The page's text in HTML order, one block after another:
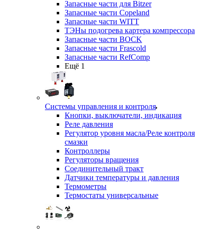
Запасные части для Bitzer
Запасные части Copeland
Запасные части WITT
ТЭНы подогрева картера компрессора
Запасные части BOCK
Запасные части Frascold
Запасные части RefComp
Ещё 1
Системы управления и контроля
Кнопки, выключатели, индикация
Реле давления
Регулятор уровня масла/Реле контроля
смазки
Контроллеры
Регуляторы вращения
Соединительный тракт
Датчики температуры и давления
Термометры
Термостаты универсальные